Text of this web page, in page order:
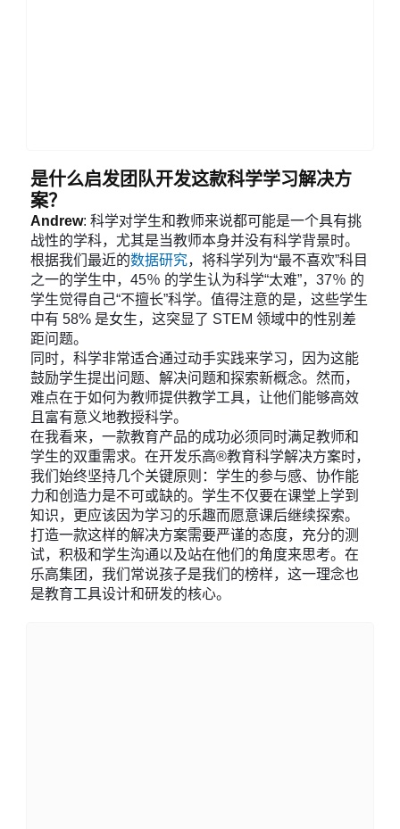
是什么启发团队开发这款科学学习解决方
案？
Andrew: 科学对学生和教师来说都可能是一个具有挑
战性的学科，尤其是当教师本身并没有科学背景时。
根据我们最近的数据研究，将科学列为“最不喜欢”科目
之一的学生中，45％ 的学生认为科学“太难”，37％ 的
学生觉得自己“不擅长”科学。值得注意的是，这些学生
中有 58% 是女生，这突显了 STEM 领域中的性别差
距问题。
同时，科学非常适合通过动手实践来学习，因为这能
鼓励学生提出问题、解决问题和探索新概念。然而，
难点在于如何为教师提供教学工具，让他们能够高效
且富有意义地教授科学。
在我看来，一款教育产品的成功必须同时满足教师和
学生的双重需求。在开发乐高®教育科学解决方案时，
我们始终坚持几个关键原则：学生的参与感、协作能
力和创造力是不可或缺的。学生不仅要在课堂上学到
知识，更应该因为学习的乐趣而愿意课后继续探索。
打造一款这样的解决方案需要严谨的态度，充分的测
试，积极和学生沟通以及站在他们的角度来思考。在
乐高集团，我们常说孩子是我们的榜样，这一理念也
是教育工具设计和研发的核心。